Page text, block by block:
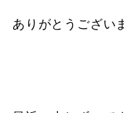
ありがとうござい